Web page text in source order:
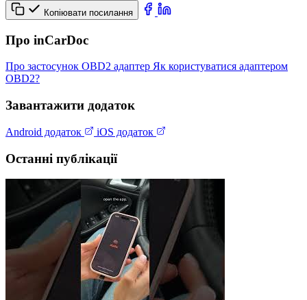
Копіювати посилання
Про inCarDoc
Про застосунок OBD2 адаптер Як користуватися адаптером
OBD2?
Завантажити додаток
Android додаток iOS додаток
Останні публікації